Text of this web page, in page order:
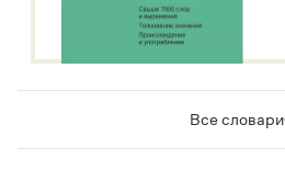
Все словари